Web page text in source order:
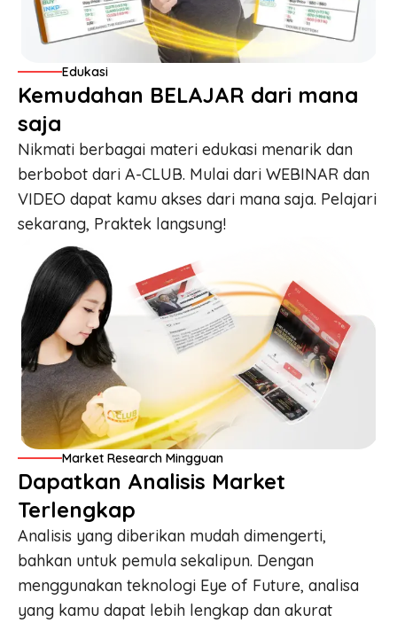
Edukasi
Kemudahan BELAJAR dari mana
saja
Nikmati berbagai materi edukasi menarik dan
berbobot dari A-CLUB. Mulai dari WEBINAR dan
VIDEO dapat kamu akses dari mana saja. Pelajari
sekarang, Praktek langsung!
Market Research Mingguan
Dapatkan Analisis Market
Terlengkap
Analisis yang diberikan mudah dimengerti,
bahkan untuk pemula sekalipun. Dengan
menggunakan teknologi Eye of Future, analisa
yang kamu dapat lebih lengkap dan akurat